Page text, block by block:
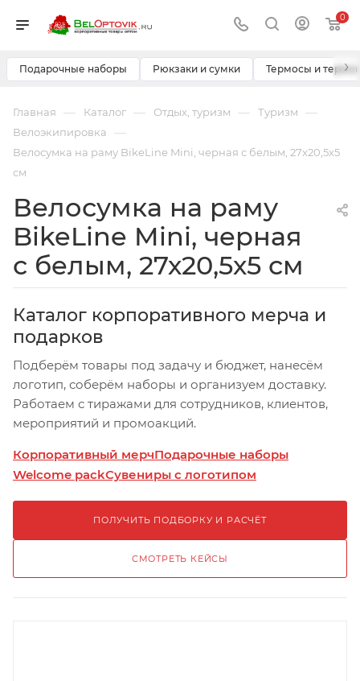
0
Подарочные наборы Рюкзаки и сумки Термосы и ›
Главная — Каталог — Отдых, туризм — Туризм —
Велоэкипировка —
Велосумка на раму BikeLine Mini, черная с белым, 27х20,5х5
см
Велосумка на раму
BikeLine Mini, черная
с белым, 27х20,5х5 см
Каталог корпоративного мерча и
подарков
Подберём товары под задачу и бюджет, нанесём
логотип, соберём наборы и организуем доставку.
Работаем с тиражами для сотрудников, клиентов,
мероприятий и промоакций.
Корпоративный мерчПодарочные наборы
Welcome packСувениры с логотипом
ПОЛУЧИТЬ ПОДБОРКУ И РАСЧЁТ
СМОТРЕТЬ КЕЙСЫ